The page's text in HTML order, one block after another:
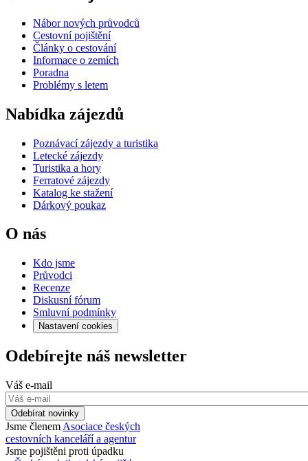
Nábor nových průvodců
Cestovní pojištění
Články o cestování
Informace o zemích
Poradna
Problémy s letem
Nabídka zájezdů
Poznávací zájezdy a turistika
Letecké zájezdy
Turistika a hory
Ferratové zájezdy
Katalog ke stažení
Dárkový poukaz
O nás
Kdo jsme
Průvodci
Recenze
Diskusní fórum
Smluvní podmínky
Nastavení cookies
Odebírejte náš newsletter
Váš e-mail
Odebírat novinky
Jsme členem Asociace českých
cestovních kanceláří a agentur
Jsme pojištěni proti úpadku